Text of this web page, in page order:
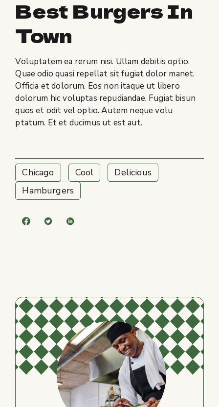
Best Burgers In
Town
Voluptatem ea rerum nisi. Ullam debitis optio.
Quae odio quasi repellat sit fugiat dolor manet.
Officia et dolorum. Eos non itaque ut libero
dolorum hic voluptas repudiandae. Fugiat bisun
quos et odit vel optio. Autem neque volu
ptatum. Et et ducimus ut est aut.
Chicago Cool
Delicious
Hamburgers